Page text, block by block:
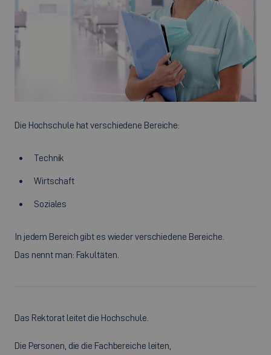
Die Hochschule hat verschiedene Bereiche:
Technik
Wirtschaft
Soziales
In jedem Bereich gibt es wieder verschiedene Bereiche.
Das nennt man: Fakultäten.
Das Rektorat leitet die Hochschule.
Die Personen, die die Fachbereiche leiten,